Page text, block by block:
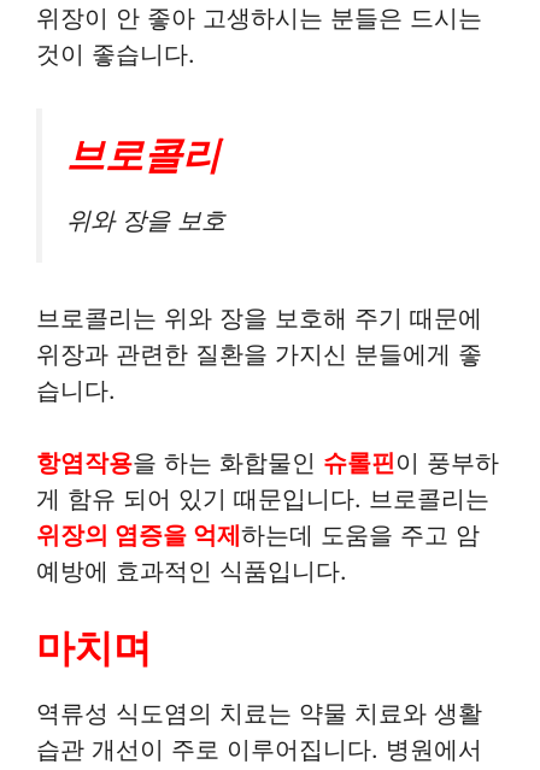
위장이 안 좋아 고생하시는 분들은 드시는
것이 좋습니다.
브로콜리
위와 장을 보호
브로콜리는 위와 장을 보호해 주기 때문에
위장과 관련한 질환을 가지신 분들에게 좋
습니다.
항염작용을 하는 화합물인 슈롤핀이 풍부하
게 함유 되어 있기 때문입니다. 브로콜리는
위장의 염증을 억제하는데 도움을 주고 암
예방에 효과적인 식품입니다.
마치며
역류성 식도염의 치료는 약물 치료와 생활
습관 개선이 주로 이루어집니다. 병원에서